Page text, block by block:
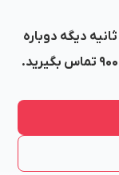
دیگه دوباره
تماس بگیرید.